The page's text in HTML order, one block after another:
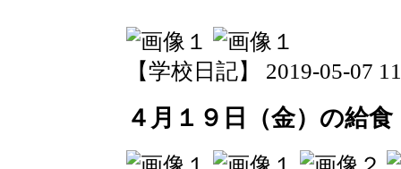
【学校日記】 2019-05-07
４月１９日（金）の給食